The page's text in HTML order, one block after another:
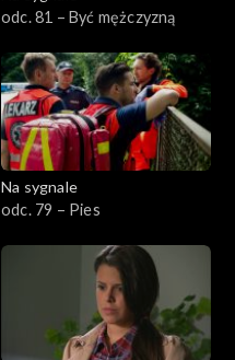
odc. 81 – Być mężczyzną
Na sygnale
odc. 79 – Pies